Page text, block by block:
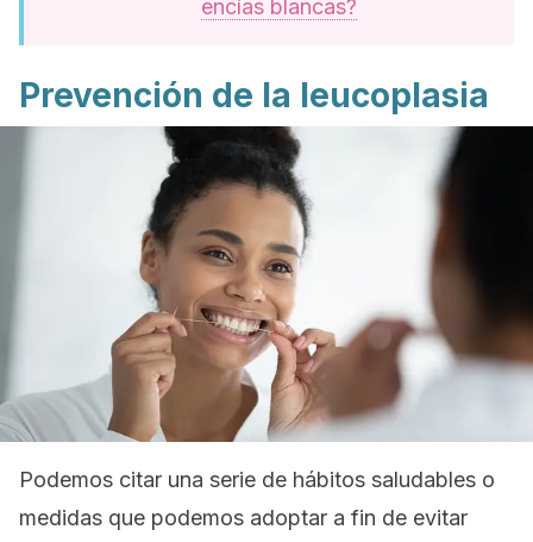
encías blancas?
Prevención de la leucoplasia
Podemos citar una serie de hábitos saludables o
medidas que podemos adoptar a fin de evitar